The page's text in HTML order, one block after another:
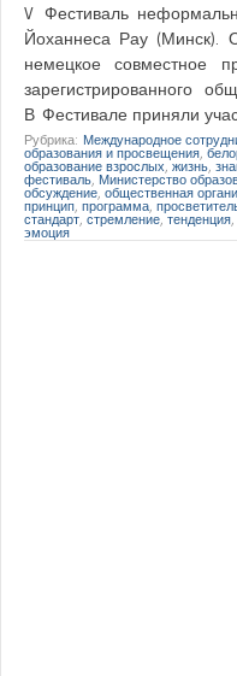
V Фестиваль
Йоханнеса Рау (Минск).
немецкое совместное
зарегистрированного
В Фестивале приняли
Рубрика: Международное
образования и просвещения ,
образование взрослых ,жизнь
фестиваль Министерство
обсуждение общественная
принцип программа
стандарт стремление ,тенденция
эмоция